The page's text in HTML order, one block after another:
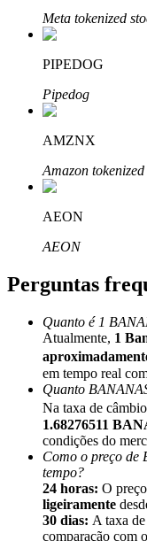
Afiliados Bitrue
Até 65% de
Indicação
Convide um
BTC Welcome
Meta tokenized
PIPEDOG
Pipedog
AMZNX
Amazon
AEON
AEON
Perguntas
Quanto é 1
Atualmente, 1
em tempo real
Quanto
Na taxa de
1.68276511
condições do
Como o preço de
tempo?
24 horas: O
ligeiramente
30 dias: A taxa
comparação com